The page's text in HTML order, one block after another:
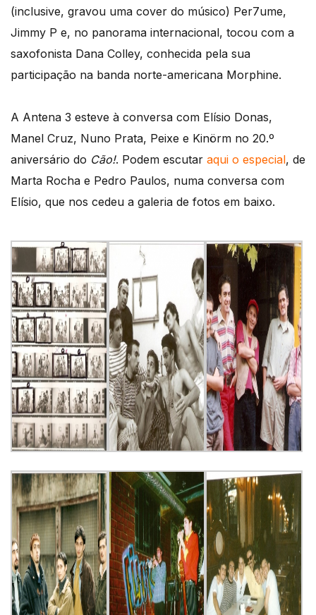
(inclusive, gravou uma cover do músico) Per7ume,
Jimmy P e, no panorama internacional, tocou com a
saxofonista Dana Colley, conhecida pela sua
participação na banda norte-americana Morphine.
A Antena 3 esteve à conversa com Elísio Donas,
Manel Cruz, Nuno Prata, Peixe e Kinörm no 20.º
aniversário do Cão!. Podem escutar aqui o especial, de
Marta Rocha e Pedro Paulos, numa conversa com
Elísio, que nos cedeu a galeria de fotos em baixo.